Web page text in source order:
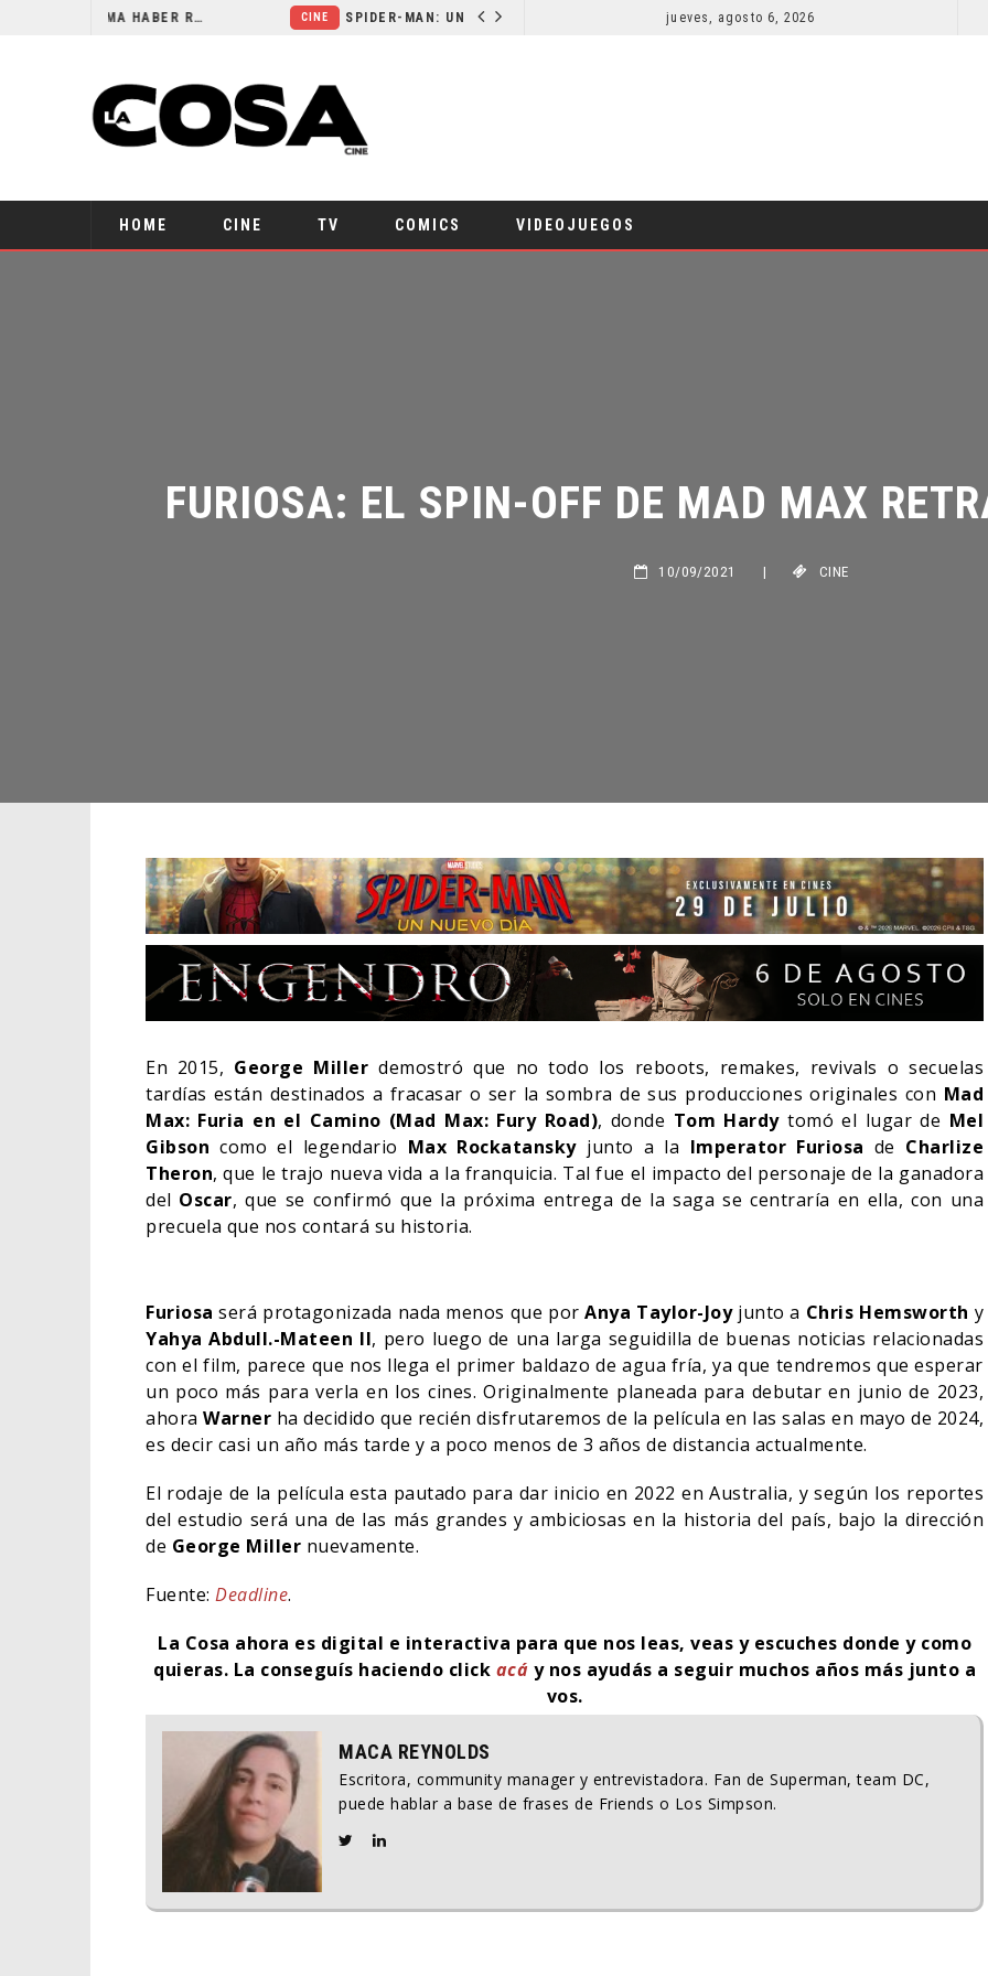
CINE SPIDER-MAN: UN NUEVO DÍA ESTÁ IMPARABLE jueves, agosto 6, 2026
HOME CINE TV COMICS VIDEOJUEGOS
FURIOSA: EL SPIN-OFF DE MAD MAX
En 2015, George Miller demostró que no todo los reboots, remakes, revivals o secuelas
tardías están destinados a fracasar o ser la sombra de sus producciones originales con Mad
Max: Furia en el Camino (Mad Max: Fury Road), donde Tom Hardy tomó el lugar de Mel
Gibsoncomo el legendario Max Rockatanskyjunto a la Imperator Furiosa de Charlize
Theron, que le trajo nueva vida a la franquicia. Tal fue el impacto del personaje de la ganadora
del Oscar, que se confirmó que la próxima entrega de la saga se centraría en ella, con una
precuela que nos contará su historia.
Furiosaserá protagonizada nada menos que porAnya Taylor-Joyjunto a Chris Hemsworth y
Yahya Abdull.-Mateen II, pero luego de una larga seguidilla de buenas noticias relacionadas
con el film, parece que nos llega el primer baldazo de agua fría, ya que tendremos que esperar
un poco más para verla en los cines. Originalmente planeada para debutar en junio de 2023,
ahora Warner ha decidido que recién disfrutaremos de la película en las salas en mayo de 2024,
es decir casi un año más tarde y a poco menos de 3 años de distancia actualmente.
El rodaje de la película esta pautado para dar inicio en 2022 en Australia, y según los reportes
del estudio será una de las más grandes y ambiciosas en la historia del país, bajo la dirección
de George Miller nuevamente.
Fuente: Deadline.
La Cosa ahora es digital e interactiva para que nos leas, veas y escuches donde y como
quieras. La conseguís haciendo click acá y nos ayudás a seguir muchos años más junto a
vos.
MACA REYNOLDS
Escritora, community manager y entrevistadora. Fan de Superman, team DC,
puede hablar a base de frases de Friends o Los Simpson.
DESTIN DANIEL CRETTON
SOBRE LA CANCELACIÓN
DE WONDER MAN
TV 04/08/2026
MONSTER – TEMPORADA
PRIMERAS IMÁGENES
TV 04/08/2026